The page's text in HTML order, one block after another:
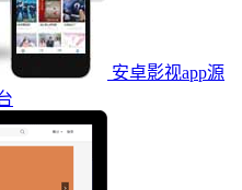
安卓影视app源